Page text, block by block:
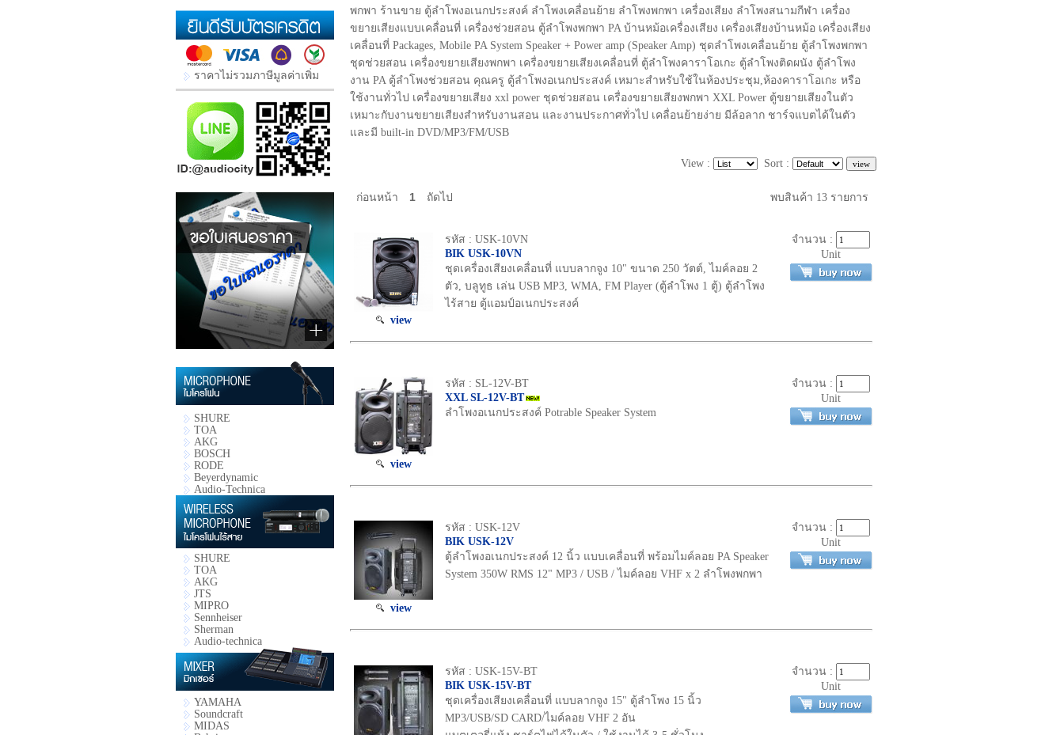
ราคาไม่รวมภาษีมูลค่าเพิ่ม
SHURE
TOA
AKG
BOSCH
RODE
Beyerdynamic
Audio-Technica
SHURE
TOA
AKG
JTS
MIPRO
Sennheiser
Sherman
Audio-technica
YAMAHA
Soundcraft
MIDAS
พกพา ร้านขาย ตู้ลำโพงอเนกประสงค์ ลำโพงเคลื่อนย้าย ลำโพงพกพา เครื่องเสียง ลำโพงสนามกีฬา เครื่อง
ขยายเสียงแบบเคลื่อนที่ เครื่องช่วยสอน ตู้ลำโพงพกพา PA บ้านหม้อเครื่องเสียง เครื่องเสียงบ้านหม้อ เครื่องเสียง
เคลื่อนที่ Packages, Mobile PA System Speaker + Power amp (Speaker Amp) ชุดลำโพงเคลื่อนย้าย ตู้ลำโพงพกพา
ชุดช่วยสอน เครื่องขยายเสียงพกพา เครื่องขยายเสียงเคลื่อนที่ ตู้ลำโพงคาราโอเกะ ตู้ลำโพงติดผนัง ตู้ลำโพง
งาน PA ตู้ลำโพงช่วยสอน คุณครู ตู้ลำโพงอเนกประสงค์ เหมาะสำหรับใช้ในห้องประชุม,ห้องคาราโอเกะ หรือ
ใช้งานทั่วไป เครื่องขยายเสียง xxl power ชุดช่วยสอน เครื่องขยายเสียงพกพา XXL Power ตู้ขยายเสียงในตัว
เหมาะกับงานขยายเสียงสำหรับงานสอน และงานประกาศทั่วไป เคลื่อนย้ายง่าย มีล้อลาก ชาร์จแบตได้ในตัว
และมี built-in DVD/MP3/FM/USB
View : Sort :
ก่อนหน้า 1 ถัดไป พบสินค้า 13 รายการ
view
รหัส : USK-10VN
BIK USK-10VN
ชุดเครื่องเสียงเคลื่อนที่ แบบลากจูง 10" ขนาด 250 วัตต์, ไมค์ลอย 2
ตัว, บลูทูธ เล่น USB MP3, WMA, FM Player (ตู้ลำโพง 1 ตู้) ตู้ลำโพง
ไร้สาย ตู้แอมป์อเนกประสงค์
จำนวน :
Unit
view
รหัส : SL-12V-BT
XXL SL-12V-BT
ลำโพงอเนกประสงค์ Potrable Speaker System
จำนวน :
Unit
view
รหัส : USK-12V
BIK USK-12V
ตู้ลำโพงอเนกประสงค์ 12 นิ้ว แบบเคลื่อนที่ พร้อมไมค์ลอย PA Speaker
System 350W RMS 12" MP3 / USB / ไมค์ลอย VHF x 2 ลำโพงพกพา
จำนวน :
Unit
รหัส : USK-15V-BT
BIK USK-15V-BT
ชุดเครื่องเสียงเคลื่อนที่ แบบลากจูง 15" ตู้ลำโพง 15 นิ้ว
MP3/USB/SD CARD/ไมค์ลอย VHF 2 อัน
จำนวน :
Unit